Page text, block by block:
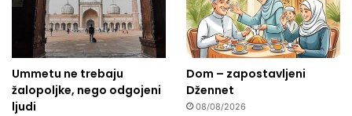
Ummetu ne trebaju
žalopoljke, nego odgojeni
ljudi
Dom – zapostavljeni
Džennet
08/08/2026